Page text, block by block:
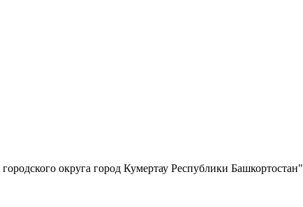
округа город Кумертау Республики Башкортостан"